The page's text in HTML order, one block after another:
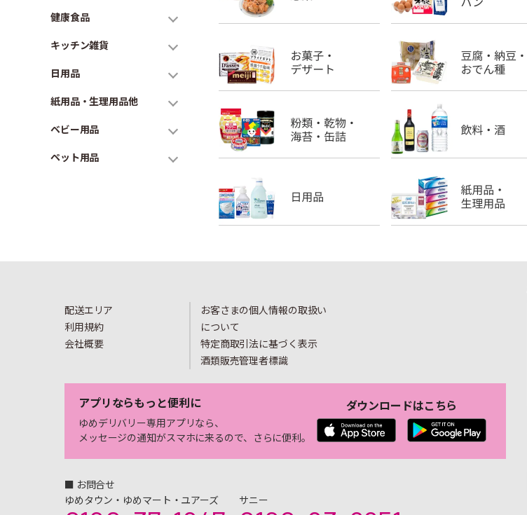
健康食品
キッチン雑貨
日用品
紙用品・生理用品他
ベビー用品
ペット用品
配送エリア
利用規約
会社概要
お客さまの個人情報の取扱い
について
特定商取引法に基づく表示
酒類販売管理者標識
アプリならもっと便利に
ゆめデリバリー専用アプリなら、
メッセージの通知がスマホに来るので、さらに便利。
ダウンロードはこちら
■ お問合せ
ゆめタウン・ゆめマート・ユアーズ
サニー